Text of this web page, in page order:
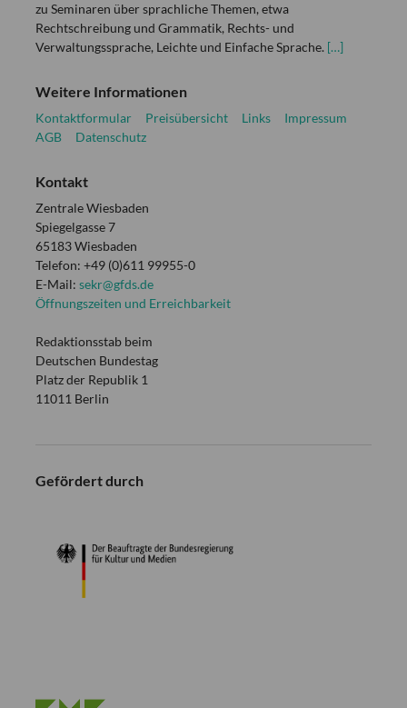
zu Seminaren über sprachliche Themen, etwa
Rechtschreibung und Grammatik, Rechts- und
Verwaltungssprache, Leichte und Einfache Sprache. […]
Weitere Informationen
Kontaktformular Preisübersicht Links
Impressum
AGB
Datenschutz
Kontakt
Zentrale Wiesbaden
Spiegelgasse 7
65183 Wiesbaden
Telefon: +49 (0)611 99955-0
E-Mail: sekr@gfds.de
Öffnungszeiten und Erreichbarkeit
Redaktionsstab beim
Deutschen Bundestag
Platz der Republik 1
11011 Berlin
Gefördert durch